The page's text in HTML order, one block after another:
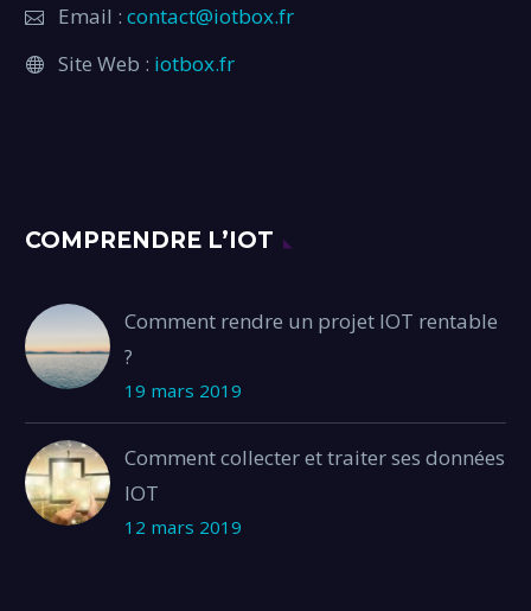
Email : contact@iotbox.fr
Site Web : iotbox.fr
COMPRENDRE L’IOT
Comment rendre un projet IOT rentable
?
19 mars 2019
Comment collecter et traiter ses données
IOT
12 mars 2019